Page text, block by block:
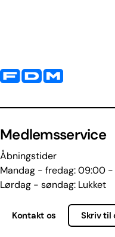
Yderligere information og
Medlemsservice
Åbningstider
Mandag - fredag: 09:00 -
Lørdag - søndag: Lukket
Kontakt os Skriv til